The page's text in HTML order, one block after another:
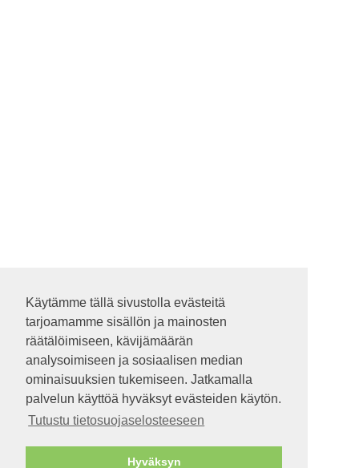
Käytämme tällä sivustolla evästeitä
tarjoamamme sisällön ja mainosten
räätälöimiseen, kävijämäärän
analysoimiseen ja sosiaalisen median
ominaisuuksien tukemiseen. Jatkamalla
palvelun käyttöä hyväksyt evästeiden käytön.
Tutustu tietosuojaselosteeseen
Hyväksyn
Käytämme tällä sivustolla evästeitä
tarjoamamme sisällön ja mainosten
räätälöimiseen, kävijämäärän
analysoimiseen ja sosiaalisen median
ominaisuuksien tukemiseen. Jatkamalla
palvelun käyttöä hyväksyt evästeiden käytön.
Tutustu tietosuojaselosteeseen
Hyväksyn